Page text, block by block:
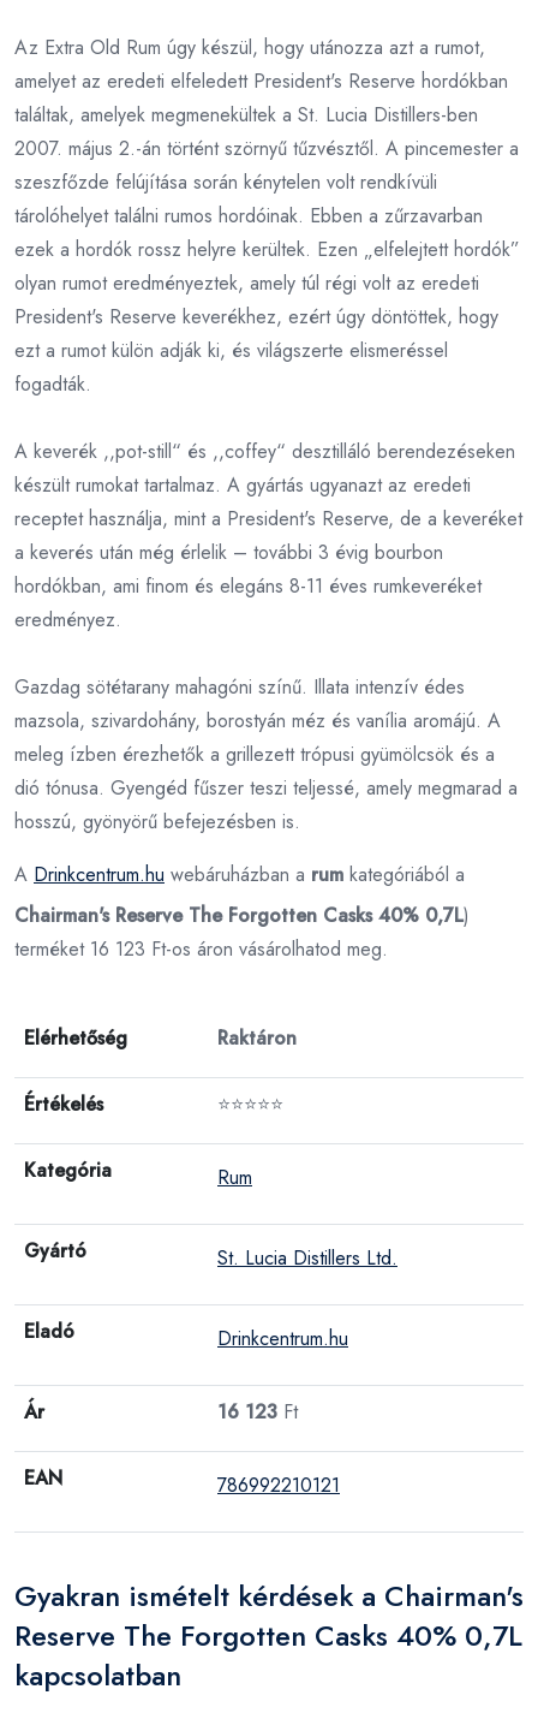
Az Extra Old Rum úgy készül, hogy utánozza azt a rumot,
amelyet az eredeti elfeledett President's Reserve hordókban
találtak, amelyek megmenekültek a St. Lucia Distillers-ben
2007. május 2.-án történt szörnyű tűzvésztől. A pincemester a
szeszfőzde felújítása során kénytelen volt rendkívüli
tárolóhelyet találni rumos hordóinak. Ebben a zűrzavarban
ezek a hordók rossz helyre kerültek. Ezen „elfelejtett hordók”
olyan rumot eredményeztek, amely túl régi volt az eredeti
President's Reserve keverékhez, ezért úgy döntöttek, hogy
ezt a rumot külön adják ki, és világszerte elismeréssel
fogadták.
A keverék ,,pot-still“ és ,,coffey“ desztilláló berendezéseken
készült rumokat tartalmaz. A gyártás ugyanazt az eredeti
receptet használja, mint a President's Reserve, de a keveréket
a keverés után még érlelik – további 3 évig bourbon
hordókban, ami finom és elegáns 8-11 éves rumkeveréket
eredményez.
Gazdag sötétarany mahagóni színű. Illata intenzív édes
mazsola, szivardohány, borostyán méz és vanília aromájú. A
meleg ízben érezhetők a grillezett trópusi gyümölcsök és a
dió tónusa. Gyengéd fűszer teszi teljessé, amely megmarad a
hosszú, gyönyörű befejezésben is.
A Drinkcentrum.hu webáruházban a rum kategóriából a
Chairman's Reserve The Forgotten Casks 40% 0,7L)
terméket 16 123 Ft-os áron vásárolhatod meg.
Elérhetőség Raktáron
Értékelés ⭐⭐⭐⭐⭐
Kategória Rum
Gyártó St. Lucia Distillers Ltd.
Eladó Drinkcentrum.hu
Ár 16 123 Ft
EAN 786992210121
Gyakran ismételt kérdések a Chairman's
Reserve The Forgotten Casks 40% 0,7L
kapcsolatban